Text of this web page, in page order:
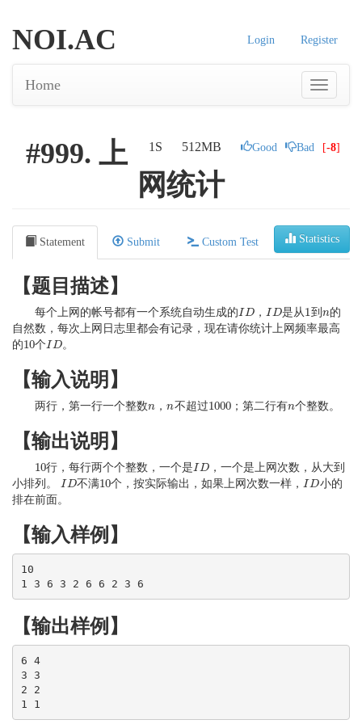
Login Register
NOI.AC
Home
1S 512MB Good Bad [-8]
#999. 上
网统计
Statistics
Statement Submit Custom Test
【题目描述】
每个上网的帐号都有一个系统自动生成的ID
ID ，ID
ID 是从1
1到 n
n的
自然数，每次上网日志里都会有记录，现在请你统计上网频率最高
的10
10个ID
ID 。
【输入说明】
两行，第一行一个整数n
n ，n
n不超过1000
1000；第二行有n
n个整数。
【输出说明】
10
10行，每行两个个整数，一个是ID
ID
，一个是上网次数，从大到
小排列。 ID
ID 不满10
10个，按实际输出，如果上网次数一样，ID
ID 小的
排在前面。
【输入样例】
10
1 3 6 3 2 6 6 2 3 6
【输出样例】
6 4
3 3
2 2
1 1